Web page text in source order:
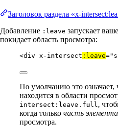
Заголовок раздела «x-
Добавление :leave запускает
покидает область просмотра:
<div x-intersect :leave="
По умолчанию это означает,
находится в области
intersect:leave.full,
когда только часть элемента
просмотра.